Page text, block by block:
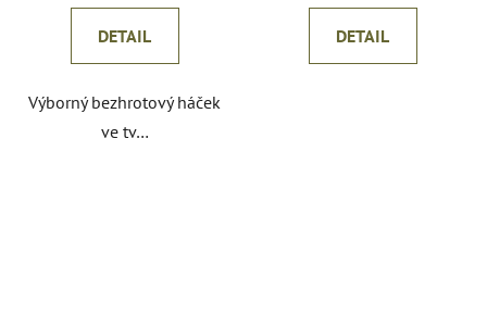
DETAIL
Výborný bezhrotový háček
ve tv…
DETAIL